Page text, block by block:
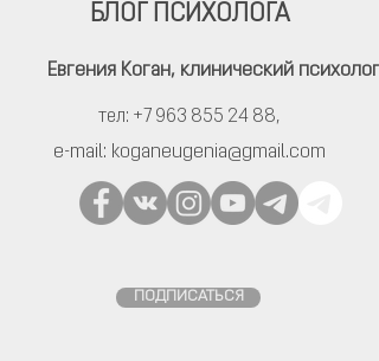
БЛОГ ПСИХОЛОГА
Евгения Коган, клинический психолог
тел: +7 963 855 24 88,
e-mail: koganeugenia@gmail.com
ПОДПИСАТЬСЯ